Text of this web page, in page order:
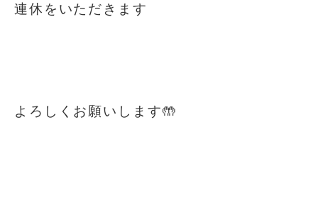
連休をいただきます
よろしくお願いします🤲